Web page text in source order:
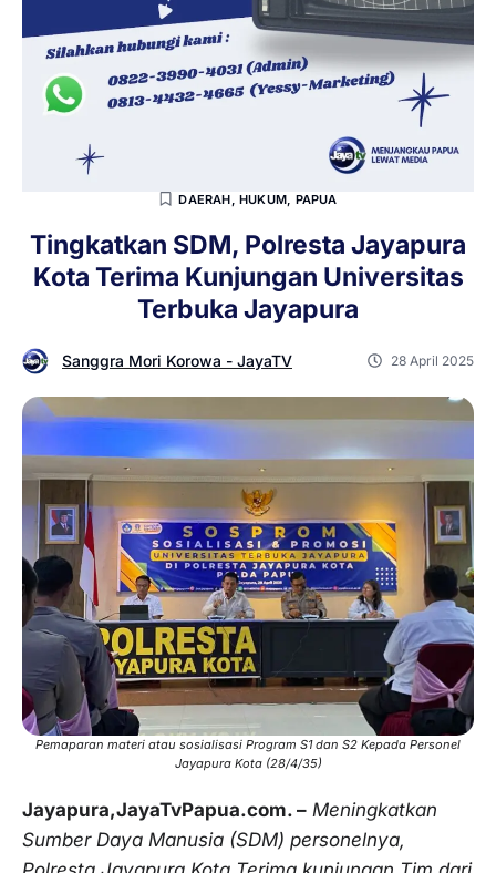
DAERAH,HUKUM, PAPUA
Tingkatkan SDM, Polresta Jayapura
Kota Terima Kunjungan Universitas
Terbuka Jayapura
Sanggra Mori Korowa - JayaTV 28 April 2025
Pemaparan materi atau sosialisasi Program S1 dan S2 Kepada Personel
Jayapura Kota (28/4/35)
Jayapura,JayaTvPapua.com. – Meningkatkan
Sumber Daya Manusia (SDM) personelnya,